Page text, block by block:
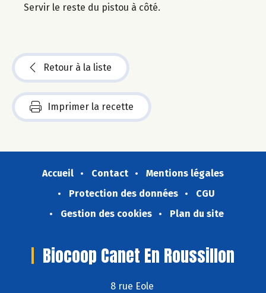
Servir le reste du pistou à côté.
Retour à la liste
Imprimer la recette
Accueil Contact
Mentions légales
Protection des données
CGU
Gestion des cookies
Plan du site
Biocoop Canet En Roussillon
8 rue Eole